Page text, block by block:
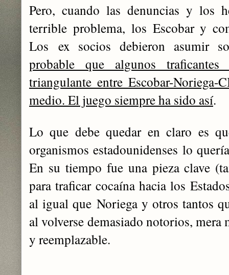
Pero, cuando las denuncias y los
terrible problema, los Escobar y
Los ex socios debieron asumir
probable que algunos
triangulante entre Escobar-
medio. El juego siempre ha sido así.
Lo que debe quedar en claro es
organismos estadounidenses lo
En su tiempo fue una pieza clave
para traficar cocaína hacia los
al igual que Noriega y otros tantos
al volverse demasiado notorios,
y reemplazable.